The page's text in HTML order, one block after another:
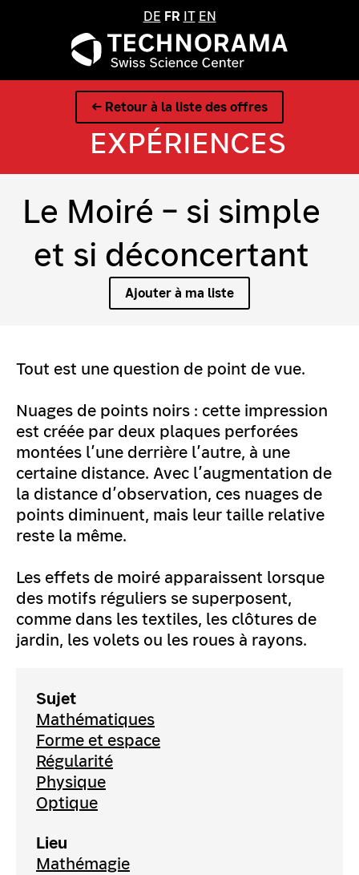
DE FR IT EN
← Retour à la liste des offres
EXPÉRIENCES
Le Moiré – si simple
et si déconcertant
Ajouter à ma liste
Tout est une question de point de vue.
Nuages de points noirs : cette impression
est créée par deux plaques perforées
montées l’une derrière l’autre, à une
certaine distance. Avec l’augmentation de
la distance d’observation, ces nuages de
points diminuent, mais leur taille relative
reste la même.
Les effets de moiré apparaissent lorsque
des motifs réguliers se superposent,
comme dans les textiles, les clôtures de
jardin, les volets ou les roues à rayons.
Sujet
Mathématiques
Forme et espace
Régularité
Physique
Optique
Lieu
Mathémagie